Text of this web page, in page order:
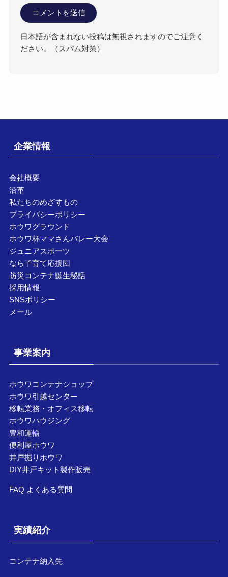
日本語が含まれない投稿は無視されますのでご注意く
ださい。（スパム対策）
企業情報
会社概要
沿革
私たちのめざすもの
プライバシーポリシー
ホウワグラウンド
ホウワ杯ママさんバレー大会
ジュニアスポーツ
なら子育て応援団
防災コンテナ誕生秘話
採用情報
SNSポリシー
メール
事業案内
ホウワコンテナショップ
ホウワ引越センター
移転業務・オフィス移転
ホウワハウジング
豊和運輸
便利屋ホウワ
井戸掘りホウワ
DIY井戸キット製作販売
FAQ よくある質問
実績紹介
コンテナ納入先